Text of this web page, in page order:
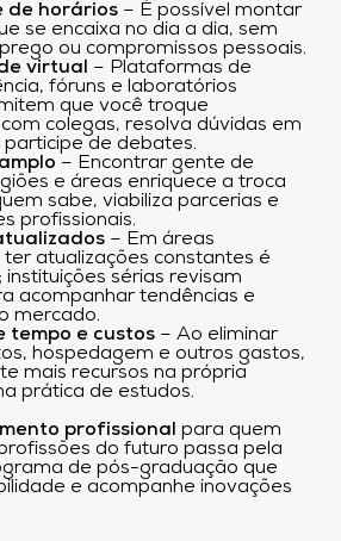
de horários – É possível montar
se encaixa no dia a dia, sem
ou compromissos pessoais.
virtual
– Plataformas de
fóruns e laboratórios
que você troque
colegas, resolva dúvidas em
de debates.
– Encontrar gente de
e áreas enriquece a troca
sabe, viabiliza parcerias e
profissionais.
– Em áreas
atualizações constantes é
sérias revisam
acompanhar tendências e
mercado.
tempo e custos – Ao eliminar
hospedagem e outros gastos,
mais recursos na própria
prática de estudos.
profissional para quem
do futuro passa pela
de pós-graduação que
e acompanhe inovações